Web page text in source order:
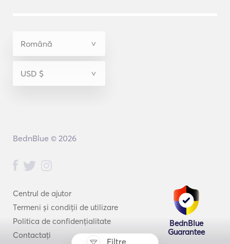
Filtre
Centrul de ajutor
Termeni și condiții de utilizare
Politica de confidențialitate
Contactați
BednBlue
Guarantee
BednBlue © 2026